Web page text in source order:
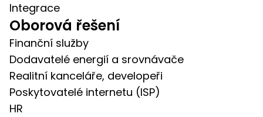
Integrace
Oborová řešení
Finanční služby
Dodavatelé energií a srovnávače
Realitní kanceláře, developeři
Poskytovatelé internetu (ISP)
HR